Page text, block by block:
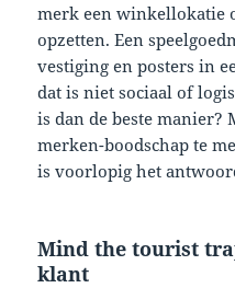
merk een winkellokatie
opzetten. Een
vestiging en posters in
dat is niet sociaal of
is dan de beste manier?
merken-boodschap te
is voorlopig het
Mind the tourist
klant